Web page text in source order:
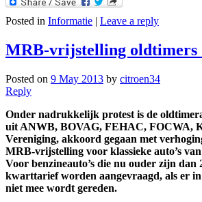
Posted in Informatie | Leave a reply
MRB-vrijstelling oldtimers
Posted on 9 May 2013 by citroen34
Reply
Onder nadrukkelijk protest is de
uit ANWB, BOVAG, FEHAC, FOCWA,
Vereniging, akkoord gegaan met
MRB-vrijstelling voor klassieke auto’s
Voor benzineauto’s die nu ouder zijn dan
kwarttarief worden aangevraagd, als er
niet mee wordt gereden.